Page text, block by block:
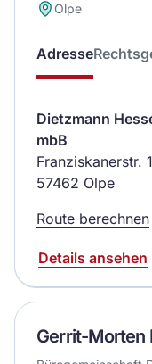
Olpe
Adresse
Dietzmann
mbB
Franziskanerstr.
57462 Olpe
Route berechnen
Details ansehen
Gerrit-Morten